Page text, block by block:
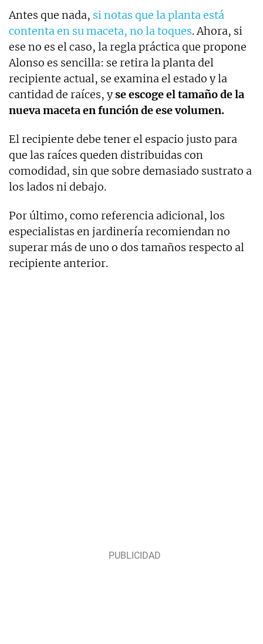
Antes que nada, si notas que la planta está
contenta en su maceta, no la toques. Ahora, si
ese no es el caso, la regla práctica que propone
Alonso es sencilla: se retira la planta del
recipiente actual, se examina el estado y la
cantidad de raíces, yse escoge el tamaño de la
nueva maceta en función de ese volumen.
El recipiente debe tener el espacio justo para
que las raíces queden distribuidas con
comodidad, sin que sobre demasiado sustrato a
los lados ni debajo.
Por último, como referencia adicional, los
especialistas en jardinería recomiendan no
superar más de uno o dos tamaños respecto al
recipiente anterior.